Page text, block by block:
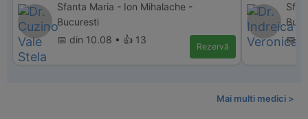
Sfanta Maria - Ion Mihalache -
Bucuresti
📅 din 10.08 • 👍 13
Rezervă
📅
Mai multi medici >